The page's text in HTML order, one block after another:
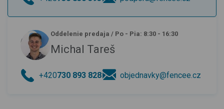
Oddelenie predaja / Po - Pia: 8:30 - 16:30
Michal Tareš
+420730 893 828 objednavky@fencee.cz